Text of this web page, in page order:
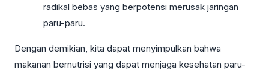
radikal bebas yang berpotensi merusak jaringan
paru-paru.
Dengan demikian, kita dapat menyimpulkan bahwa
makanan bernutrisi yang dapat menjaga kesehatan paru-